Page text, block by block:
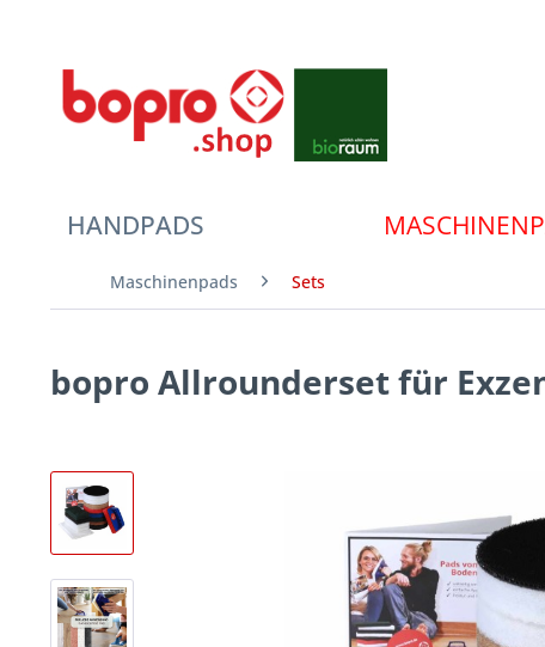
HANDPADS
Maschinenpads Sets
bopro Allrounderset für